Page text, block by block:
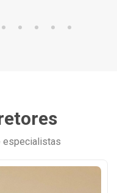
especialistas